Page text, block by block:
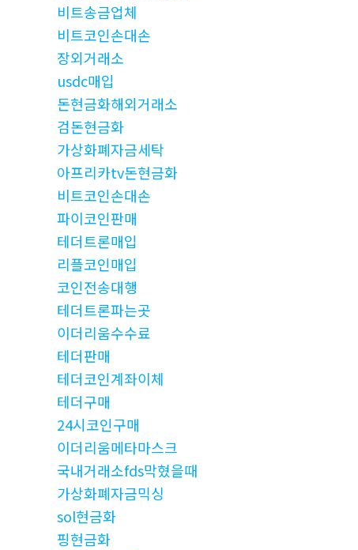
비트송금업체
비트코인손대손
장외거래소
usdc매입
돈현금화해외거래소
검돈현금화
가상화폐자금세탁
아프리카tv돈현금화
비트코인손대손
파이코인판매
테더트론매입
리플코인매입
코인전송대행
테더트론파는곳
이더리움수수료
테더판매
테더코인계좌이체
테더구매
24시코인구매
이더리움메타마스크
국내거래소fds막혔을때
가상화폐자금믹싱
sol현금화
핑현금화